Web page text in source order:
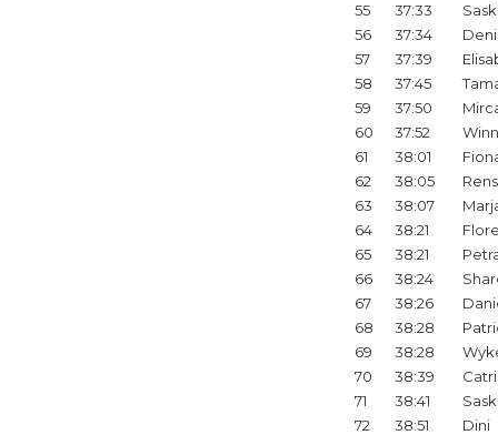
55
37:33
56
37:34
57
37:39
58
37:45
59
37:50
60
37:52
61
38:01
62
38:05
63
38:07
64
38:21
65
38:21
66
38:24
67
38:26
68
38:28
69
38:28
70
38:39
71
38:41
72
38:51
Dini